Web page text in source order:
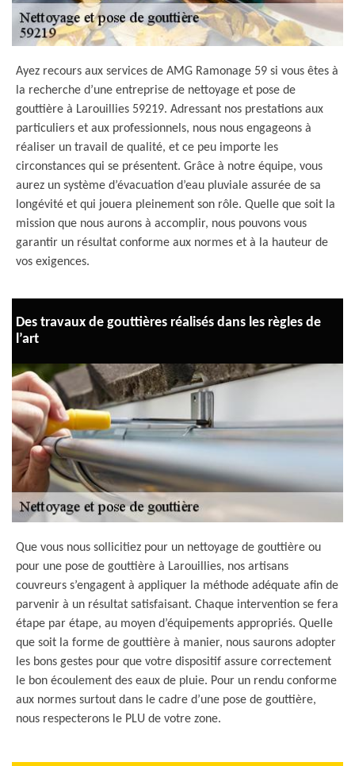
Ayez recours aux services de AMG Ramonage 59 si vous êtes à
la recherche d’une entreprise de nettoyage et pose de
gouttière à Larouillies 59219. Adressant nos prestations aux
particuliers et aux professionnels, nous nous engageons à
réaliser un travail de qualité, et ce peu importe les
circonstances qui se présentent. Grâce à notre équipe, vous
aurez un système d’évacuation d’eau pluviale assurée de sa
longévité et qui jouera pleinement son rôle. Quelle que soit la
mission que nous aurons à accomplir, nous pouvons vous
garantir un résultat conforme aux normes et à la hauteur de
vos exigences.
Des travaux de gouttières réalisés dans les règles de
l’art
Que vous nous sollicitiez pour un nettoyage de gouttière ou
pour une pose de gouttière à Larouillies, nos artisans
couvreurs s’engagent à appliquer la méthode adéquate afin de
parvenir à un résultat satisfaisant. Chaque intervention se fera
étape par étape, au moyen d’équipements appropriés. Quelle
que soit la forme de gouttière à manier, nous saurons adopter
les bons gestes pour que votre dispositif assure correctement
le bon écoulement des eaux de pluie. Pour un rendu conforme
aux normes surtout dans le cadre d’une pose de gouttière,
nous respecterons le PLU de votre zone.